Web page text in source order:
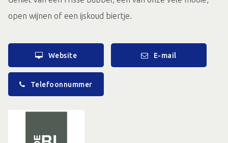
open wijnen of een ijskoud biertje.
Website E-mail
Telefoonnummer